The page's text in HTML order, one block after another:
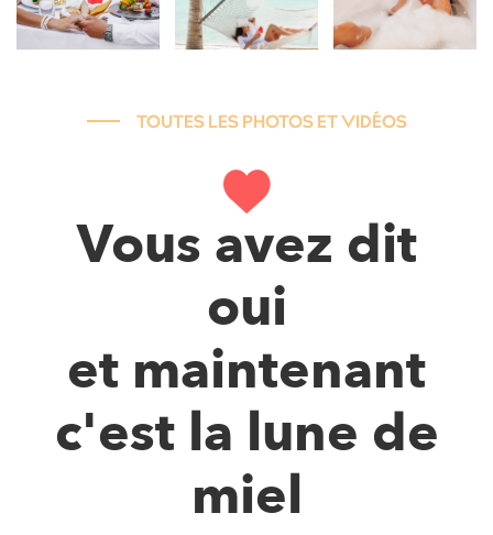
TOUTES LES PHOTOS ET VIDÉOS
Vous avez dit
oui
et maintenant
c'est la lune de
miel